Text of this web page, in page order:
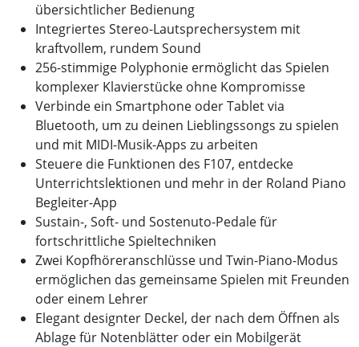
übersichtlicher Bedienung
Integriertes Stereo-Lautsprechersystem mit
kraftvollem, rundem Sound
256-stimmige Polyphonie ermöglicht das Spielen
komplexer Klavierstücke ohne Kompromisse
Verbinde ein Smartphone oder Tablet via
Bluetooth, um zu deinen Lieblingssongs zu spielen
und mit MIDI-Musik-Apps zu arbeiten
Steuere die Funktionen des F107, entdecke
Unterrichtslektionen und mehr in der Roland Piano
Begleiter-App
Sustain-, Soft- und Sostenuto-Pedale für
fortschrittliche Spieltechniken
Zwei Kopfhöreranschlüsse und Twin-Piano-Modus
ermöglichen das gemeinsame Spielen mit Freunden
oder einem Lehrer
Elegant designter Deckel, der nach dem Öffnen als
Ablage für Notenblätter oder ein Mobilgerät